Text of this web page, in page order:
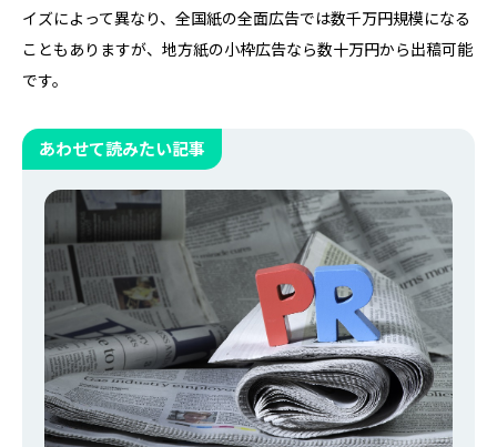
イズによって異なり、全国紙の全面広告では数千万円規模になる
こともありますが、地方紙の小枠広告なら数十万円から出稿可能
です。
あわせて読みたい記事